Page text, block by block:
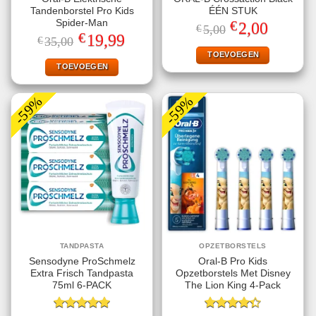
Tandenborstel Pro Kids
Spider-Man
€35,00 Oorspronkelijke
prijs
was:
€35,00.
€19,99Huidige
prijs
TOEVOEGEN
ÉÉN STUK
€5,00 Oorspronkelijke
prijs
was:
€5,00.
€2,00
is:
€2,00.
TOEVOEGEN
-59%
TANDPASTA
Sensodyne ProSchmelz
Extra Frisch Tandpasta
75ml 6-PACK
-59%
OPZETBORSTELS
Oral-B Pro Kids
Opzetborstels Met Disney
The Lion King 4-Pack